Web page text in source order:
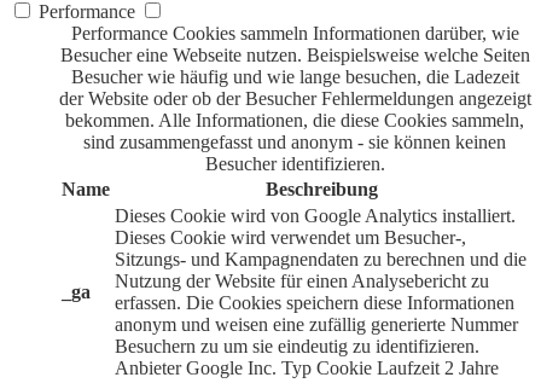
Performance
Performance Cookies sammeln Informationen darüber, wie
Besucher eine Webseite nutzen. Beispielsweise welche Seiten
Besucher wie häufig und wie lange besuchen, die Ladezeit
der Website oder ob der Besucher Fehlermeldungen angezeigt
bekommen. Alle Informationen, die diese Cookies sammeln,
sind zusammengefasst und anonym - sie können keinen
Besucher identifizieren.
Name
Beschreibung
_ga
Dieses Cookie wird von Google Analytics installiert.
Dieses Cookie wird verwendet um Besucher-,
Sitzungs- und Kampagnendaten zu berechnen und die
Nutzung der Website für einen Analysebericht zu
erfassen. Die Cookies speichern diese Informationen
anonym und weisen eine zufällig generierte Nummer
Besuchern zu um sie eindeutig zu identifizieren.
Anbieter Google Inc. Typ Cookie Laufzeit 2 Jahre